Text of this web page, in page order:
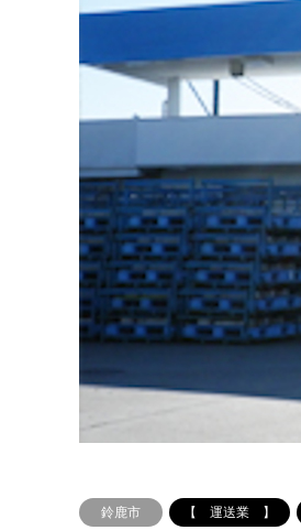
鈴鹿市 【 運送業 】